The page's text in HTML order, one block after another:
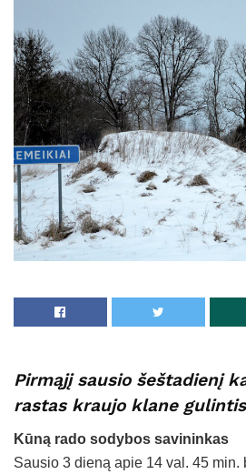
Pirmąjį sausio šeštadienį
rastas kraujo klane
Kūną rado sodybos savininkas
Sausio 3 dieną apie 14 val. 45 min.